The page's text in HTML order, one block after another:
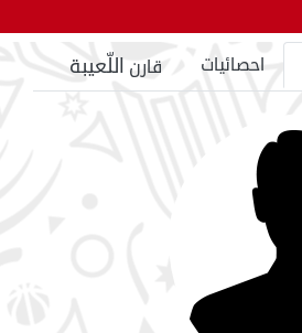
احصائيات قارن اللّعيبة